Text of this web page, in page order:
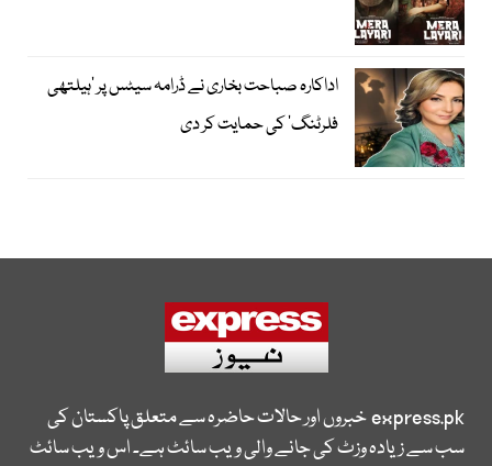
اداکارہ صباحت بخاری نے ڈرامہ سیٹس پر ’ہیلتھی
فلرٹنگ‘ کی حمایت کر دی
express.pkخبروں اور حالات حاضرہ سے متعلق پاکستان کی
سب سے زیادہ وزٹ کی جانے والی ویب سائٹ ہے۔ اس ویب سائٹ